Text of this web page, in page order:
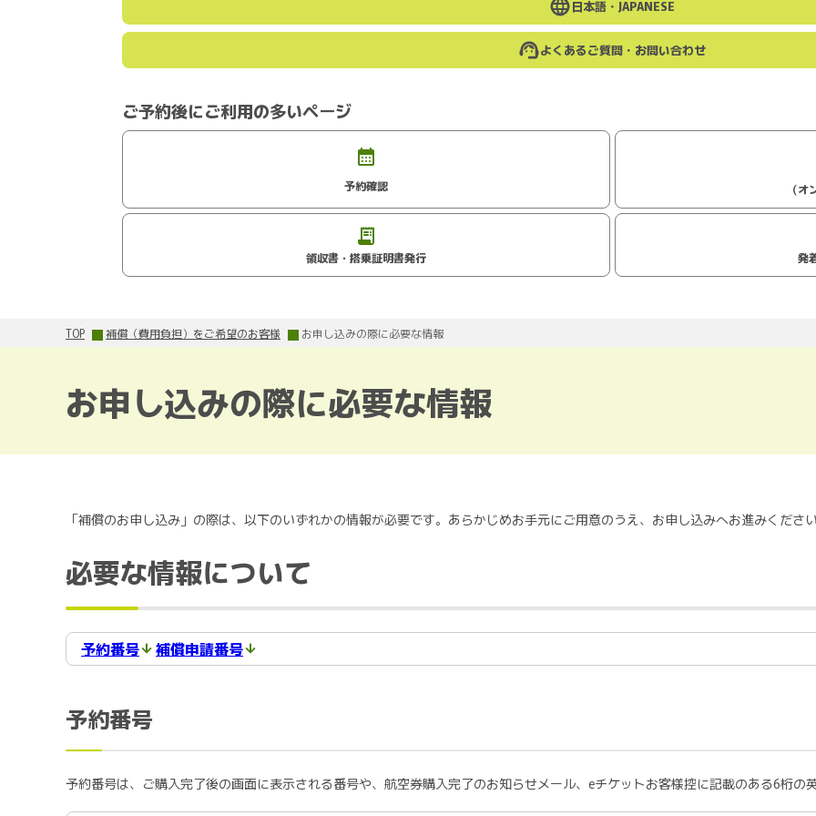
日本語・ JAPANESE
よくあるご質問・お問い合わせ
ご予約後にご利用の多いページ
予約確認
（オ
領収書・搭乗証明書発行 発
TOP 補償（費用負担）をご希望のお客様 お申し込みの際に必要な情報
お申し込みの際に必要な情報
「補償のお申し込み」の際は、以下のいずれかの情報が必要です。あらかじめお手元にご用意のうえ、お申し込みへお進みください
必要な情報について
予約番号 補償申請番号
予約番号
予約番号は、ご購入完了後の画面に表示される番号や、航空券購入完了のお知らせメール、eチケットお客様控に記載のある6桁の英